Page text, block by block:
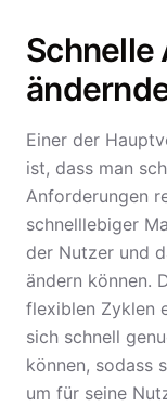
Schnelle
Einer der
ist, dass man
Anforderungen
schnelllebiger
der Nutzer und
ändern können.
flexiblen Zyklen
sich schnell
können, sodass
um für seine